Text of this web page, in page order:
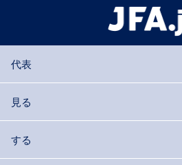
代表
見る
する